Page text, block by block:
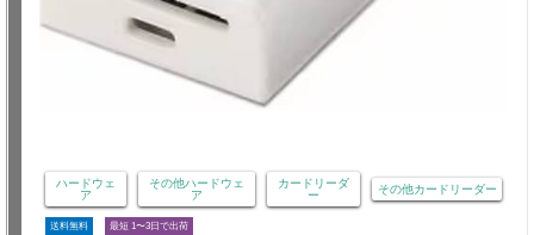
ハードウェ
ア
その他ハードウェ
ア
カードリーダ
ー
その他カードリーダー
送料無料 最短 1〜3日で出荷